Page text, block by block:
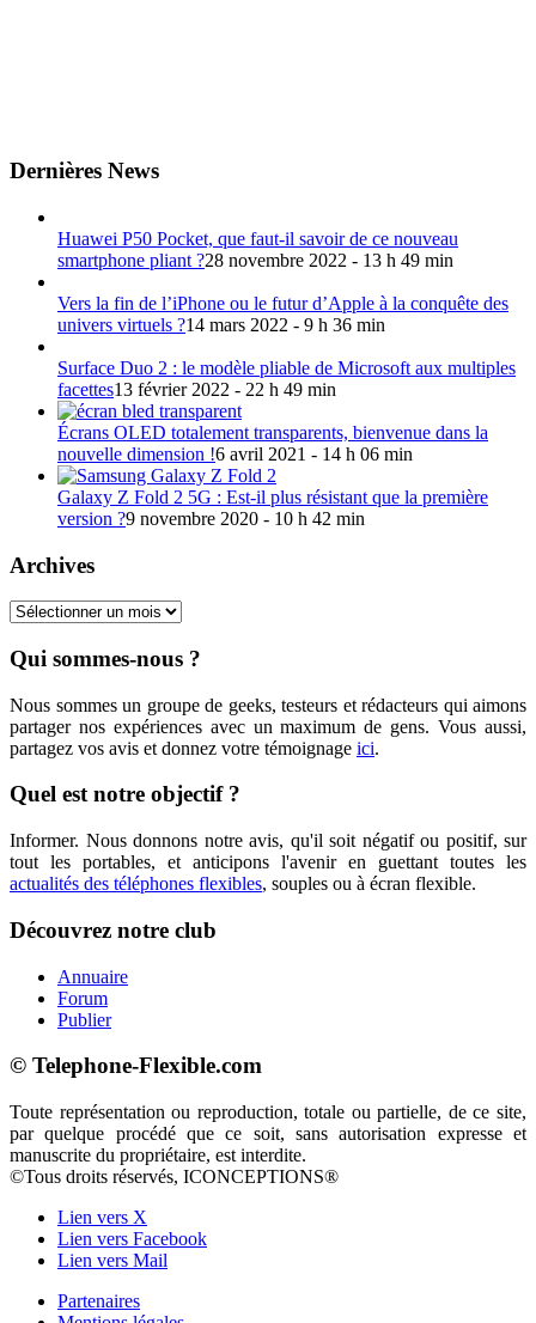
Dernières News
Huawei P50 Pocket, que faut-il savoir de ce nouveau
smartphone pliant ?28 novembre 2022 - 13 h 49 min
Vers la fin de l’iPhone ou le futur d’Apple à la conquête des
univers virtuels ?14 mars 2022 - 9 h 36 min
Surface Duo 2 : le modèle pliable de Microsoft aux multiples
facettes13 février 2022 - 22 h 49 min
Écrans OLED totalement transparents, bienvenue dans la
nouvelle dimension !6 avril 2021 - 14 h 06 min
Galaxy Z Fold 2 5G : Est-il plus résistant que la première
version ?9 novembre 2020 - 10 h 42 min
Archives
Archives
Qui sommes-nous ?
Nous sommes un groupe de geeks, testeurs et rédacteurs qui aimons
partager nos expériences avec un maximum de gens. Vous aussi,
partagez vos avis et donnez votre témoignage ici.
Quel est notre objectif ?
Informer. Nous donnons notre avis, qu'il soit négatif ou positif, sur
tout les portables, et anticipons l'avenir en guettant toutes les
actualités des téléphones flexibles, souples ou à écran flexible.
Découvrez notre club
Annuaire
Forum
Publier
© Telephone-Flexible.com
Toute représentation ou reproduction, totale ou partielle, de ce site,
par quelque procédé que ce soit, sans autorisation expresse et
manuscrite du propriétaire, est interdite.
©Tous droits réservés, ICONCEPTIONS®
Lien vers X
Lien vers Facebook
Lien vers Mail
Partenaires